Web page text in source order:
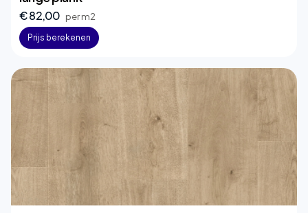
€ 82,00 per m2
Prijs berekenen